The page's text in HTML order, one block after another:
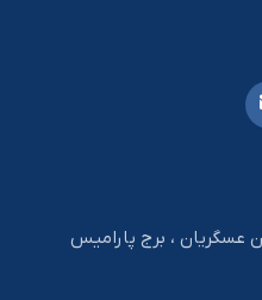
عسگریان ، برج پارامیس